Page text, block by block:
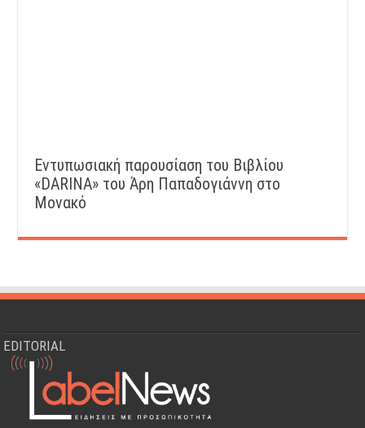
Εντυπωσιακή παρουσίαση του Βιβλίου
«DARINA» του Άρη Παπαδογιάννη στο
Μονακό
EDITORIAL